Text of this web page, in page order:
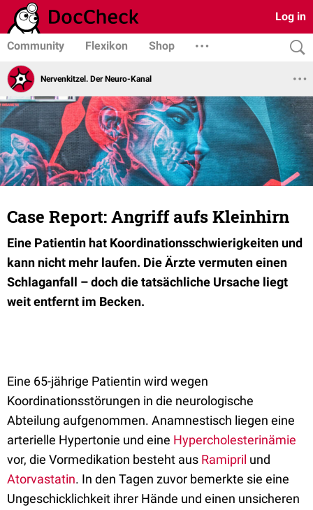
Log in
Community Flexikon Shop
Nervenkitzel. Der Neuro-Kanal
Case Report: Angriff aufs Kleinhirn
Eine Patientin hat Koordinationsschwierigkeiten und
kann nicht mehr laufen. Die Ärzte vermuten einen
Schlaganfall – doch die tatsächliche Ursache liegt
weit entfernt im Becken.
Eine 65-jährige Patientin wird wegen
Koordinationsstörungen in die neurologische
Abteilung aufgenommen. Anamnestisch liegen eine
arterielle Hypertonie und eine Hypercholesterinämie
vor, die Vormedikation besteht aus Ramipril und
Atorvastatin. In den Tagen zuvor bemerkte sie eine
Ungeschicklichkeit ihrer Hände und einen unsicheren